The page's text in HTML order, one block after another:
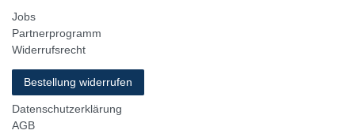
Jobs
Partnerprogramm
Widerrufsrecht
Bestellung widerrufen
Datenschutzerklärung
AGB